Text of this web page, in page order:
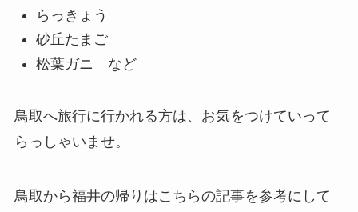
らっきょう
砂丘たまご
松葉ガニ など
鳥取へ旅行に行かれる方は、お気をつけていって
らっしゃいませ。
鳥取から福井の帰りはこちらの記事を参考にして